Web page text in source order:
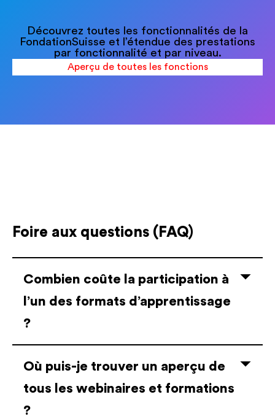
Découvrez toutes les fonctionnalités de la
FondationSuisse et l’étendue des prestations
par fonctionnalité et par niveau.
Aperçu de toutes les fonctions
Foire aux questions (FAQ)
Combien coûte la participation à
l’un des formats d’apprentissage
?
Où puis-je trouver un aperçu de
tous les webinaires et formations
?